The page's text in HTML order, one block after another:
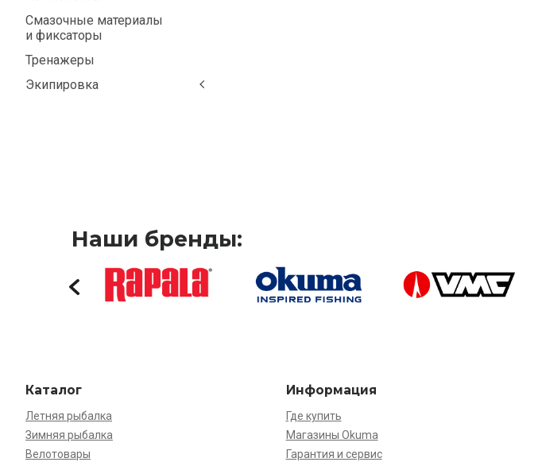
Смазочные материалы
и фиксаторы
Тренажеры
Экипировка
Наши бренды:
Каталог
Летняя рыбалка
Зимняя рыбалка
Велотовары
Информация
Где купить
Магазины Okuma
Гарантия и сервис